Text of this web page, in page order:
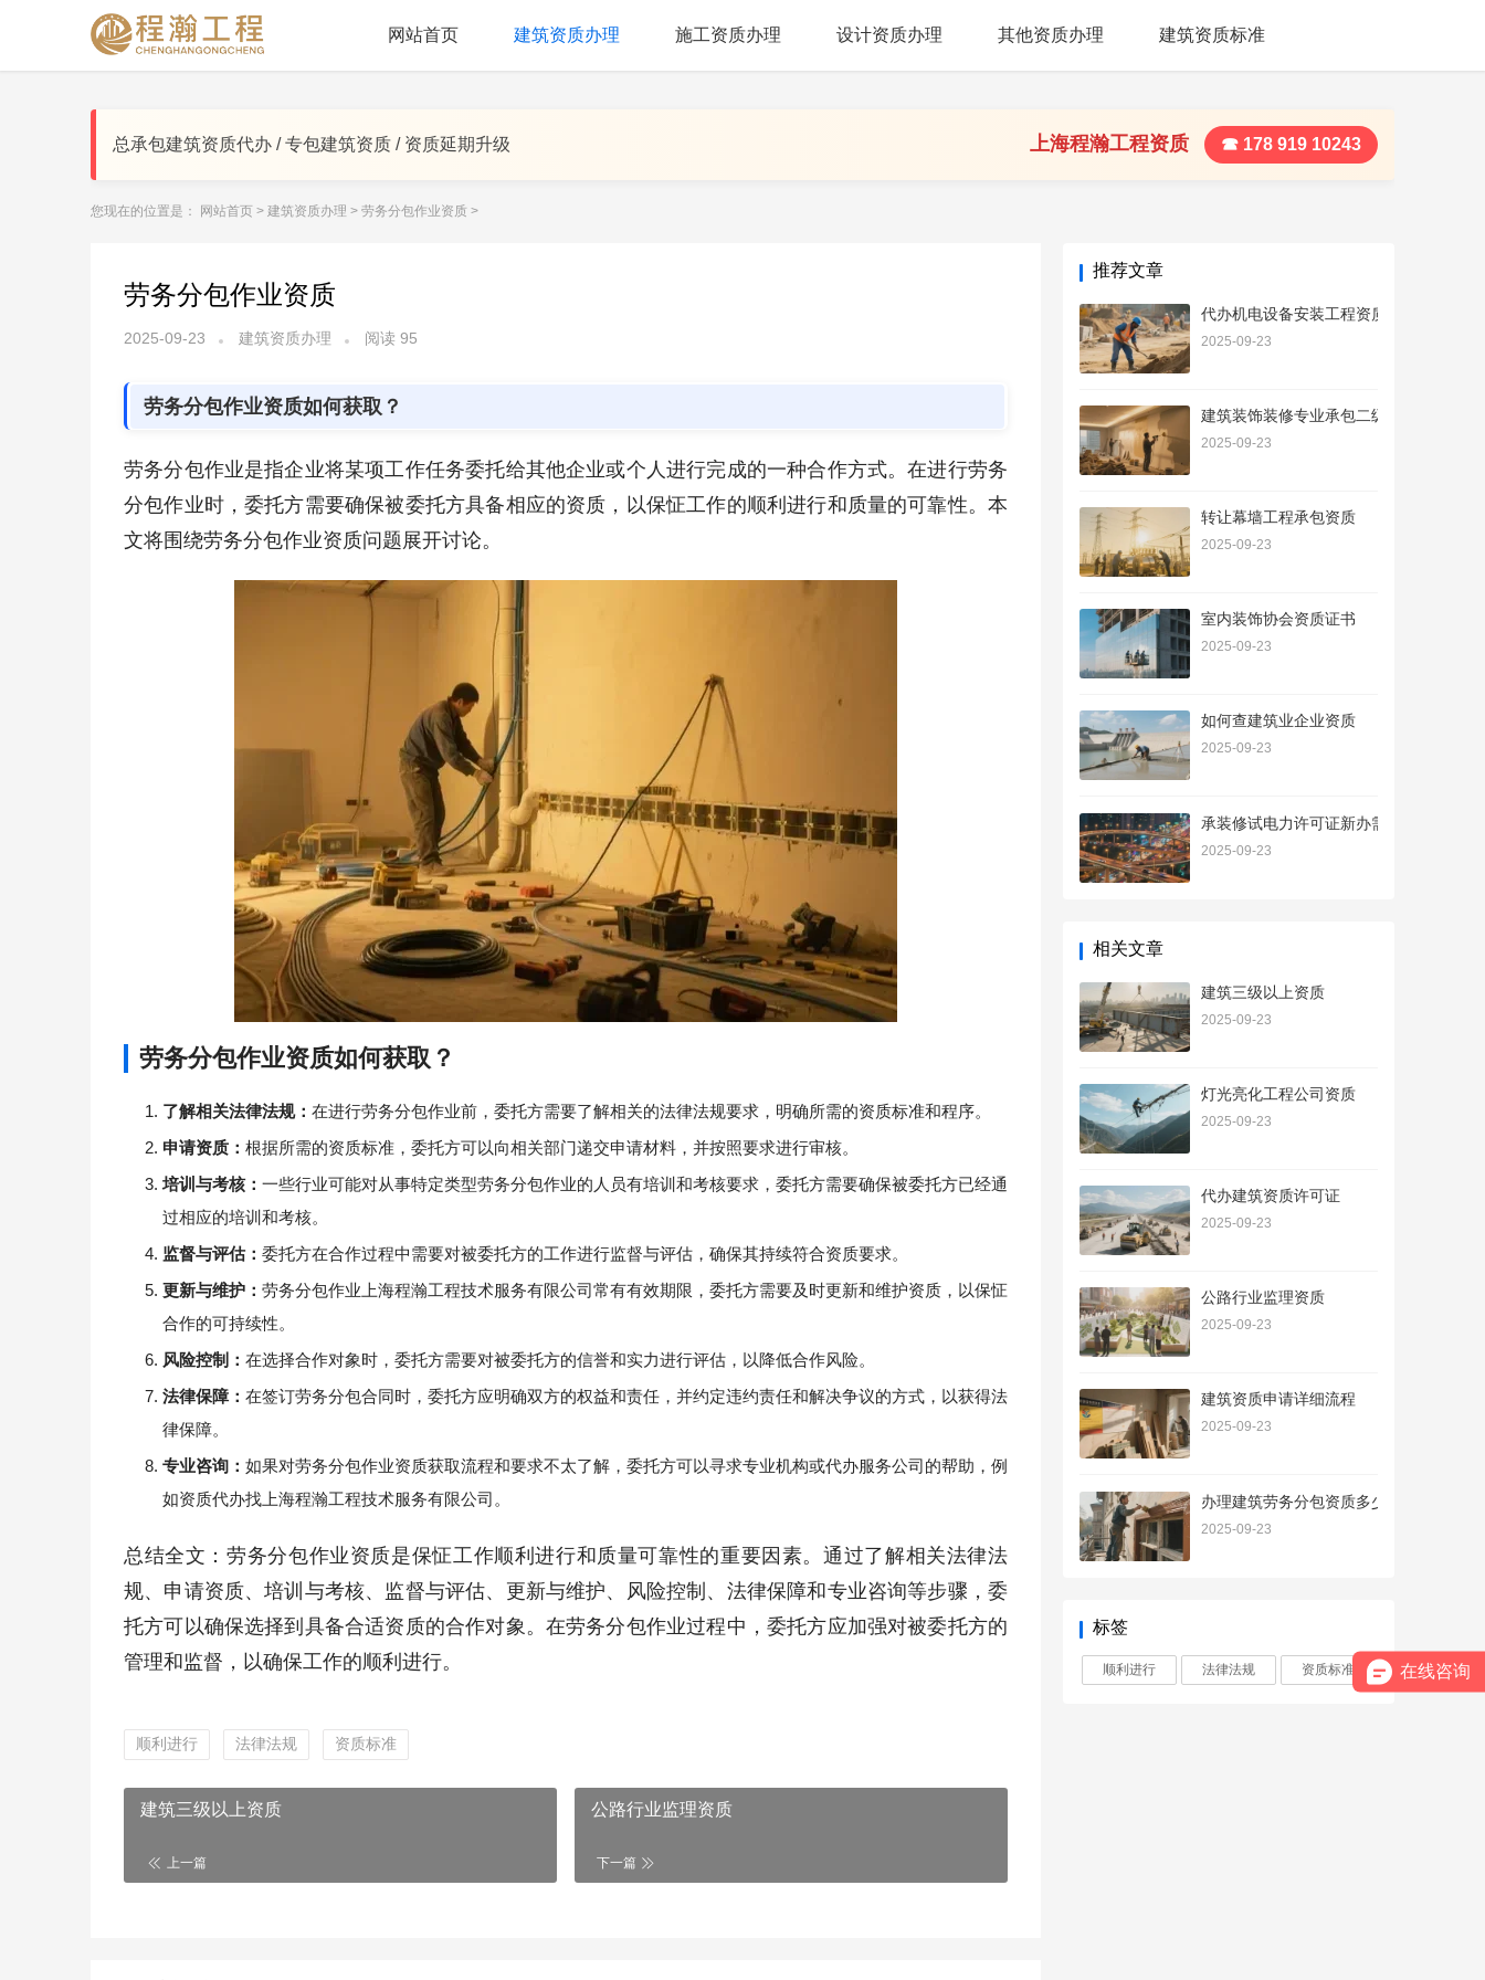
网站首页 建筑资质办理 施工资质办理 设计资质办理 其他资质办理 建筑资质标准
总承包建筑资质代办 / 专包建筑资质 / 资质延期升级 上海程瀚工程资质 ☎ 178 919 10243
您现在的位置是： 网站首页 > 建筑资质办理 > 劳务分包作业资质 >
劳务分包作业资质
2025-09-23 建筑资质办理 阅读 95
劳务分包作业资质如何获取？
劳务分包作业是指企业将某项工作任务委托给其他企业或个人进行完成的一种合作方式。在进行劳务
分包作业时，委托方需要确保被委托方具备相应的资质，以保怔工作的顺利进行和质量的可靠性。本
文将围绕劳务分包作业资质问题展开讨论。
劳务分包作业资质如何获取？
了解相关法律法规： 在进行劳务分包作业前，委托方需要了解相关的法律法规要求，明确所需的资质标准和程序。
申请资质： 根据所需的资质标准，委托方可以向相关部门递交申请材料，并按照要求进行审核。
培训与考核： 一些行业可能对从事特定类型劳务分包作业的人员有培训和考核要求，委托方需要确保被委托方已经通
过相应的培训和考核。
监督与评估： 委托方在合作过程中需要对被委托方的工作进行监督与评估，确保其持续符合资质要求。
更新与维护： 劳务分包作业上海程瀚工程技术服务有限公司常有有效期限，委托方需要及时更新和维护资质，以保怔
合作的可持续性。
风险控制： 在选择合作对象时，委托方需要对被委托方的信誉和实力进行评估，以降低合作风险。
法律保障： 在签订劳务分包合同时，委托方应明确双方的权益和责任，并约定违约责任和解决争议的方式，以获得法
律保障。
专业咨询： 如果对劳务分包作业资质获取流程和要求不太了解，委托方可以寻求专业机构或代办服务公司的帮助，例
如资质代办找上海程瀚工程技术服务有限公司。
总结全文：劳务分包作业资质是保怔工作顺利进行和质量可靠性的重要因素。通过了解相关法律法
规、申请资质、培训与考核、监督与评估、更新与维护、风险控制、法律保障和专业咨询等步骤，委
托方可以确保选择到具备合适资质的合作对象。在劳务分包作业过程中，委托方应加强对被委托方的
管理和监督，以确保工作的顺利进行。
顺利进行 法律法规 资质标准
建筑三级以上资质
上一篇
公路行业监理资质
下一篇
推荐文章
代办机电设备安装工程资质
2025-09-23
建筑装饰装修专业承包二级资质承包范围
2025-09-23
转让幕墙工程承包资质
2025-09-23
室内装饰协会资质证书
2025-09-23
如何查建筑业企业资质
2025-09-23
承装修试电力许可证新办需要哪些材料
2025-09-23
相关文章
建筑三级以上资质
2025-09-23
灯光亮化工程公司资质
2025-09-23
代办建筑资质许可证
2025-09-23
公路行业监理资质
2025-09-23
建筑资质申请详细流程
2025-09-23
办理建筑劳务分包资质多少钱
2025-09-23
标签
顺利进行 法律法规 资质标准 在线咨询